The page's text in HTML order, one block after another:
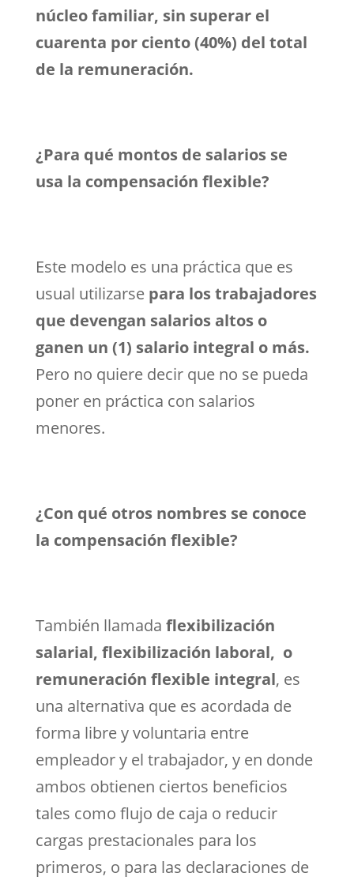
núcleo familiar, sin superar el
cuarenta por ciento (40%) del total
de la remuneración.
¿Para qué montos de salarios se
usa la compensación flexible?
Este modelo es una práctica que es
usual utilizarse para los trabajadores
que devengan salarios altos o
ganen un (1) salario integral o más.
Pero no quiere decir que no se pueda
poner en práctica con salarios
menores.
¿Con qué otros nombres se conoce
la compensación flexible?
También llamada flexibilización
salarial, flexibilización laboral, o
remuneración flexible integral, es
una alternativa que es acordada de
forma libre y voluntaria entre
empleador y el trabajador, y en donde
ambos obtienen ciertos beneficios
tales como flujo de caja o reducir
cargas prestacionales para los
primeros, o para las declaraciones de